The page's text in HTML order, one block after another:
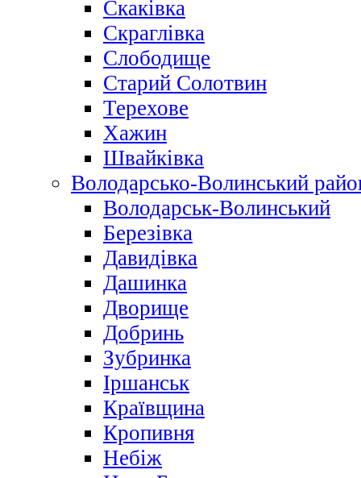
Скаківка
Скраглівка
Слободище
Старий Солотвин
Терехове
Хажин
Швайківка
Володарсько-Волинський
Володарськ-Волинський
Березівка
Давидівка
Дашинка
Дворище
Добринь
Зубринка
Іршанськ
Краївщина
Кропивня
Небіж